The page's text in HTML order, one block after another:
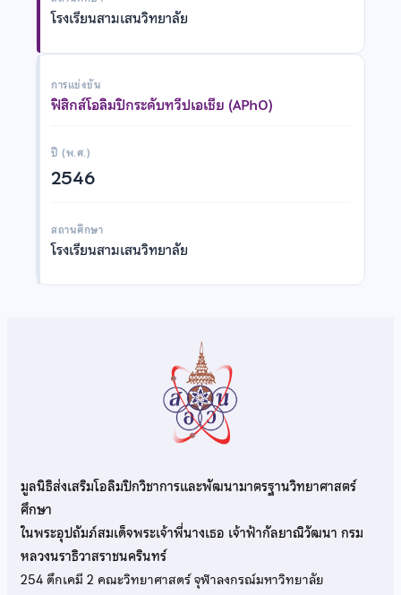
โรงเรียนสามเสนวิทยาลัย
การแข่งขัน
ฟิสิกส์โอลิมปิกระดับทวีปเอเชีย (APhO)
ปี (พ.ศ.)
2546
สถานศึกษา
โรงเรียนสามเสนวิทยาลัย
มูลนิธิส่งเสริมโอลิมปิกวิชาการและพัฒนามาตรฐานวิทยาศาสตร์
ศึกษา
ในพระอุปถัมภ์สมเด็จพระเจ้าพี่นางเธอ เจ้าฟ้ากัลยาณิวัฒนา กรม
หลวงนราธิวาสราชนครินทร์
254 ตึกเคมี 2 คณะวิทยาศาสตร์ จุฬาลงกรณ์มหาวิทยาลัย